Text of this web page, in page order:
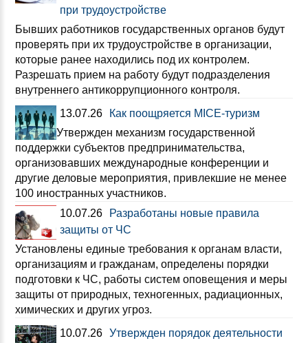
при трудоустройстве
Бывших работников государственных органов будут
проверять при их трудоустройстве в организации,
которые ранее находились под их контролем.
Разрешать прием на работу будут подразделения
внутреннего антикоррупционного контроля.
13.07.26
Как поощряется MICE-туризм
Утвержден механизм государственной
поддержки субъектов предпринимательства,
организовавших международные конференции и
другие деловые мероприятия, привлекшие не менее
100 иностранных участников.
10.07.26
Разработаны новые правила
защиты от ЧС
Установлены единые требования к органам власти,
организациям и гражданам, определены порядки
подготовки к ЧС, работы систем оповещения и меры
защиты от природных, техногенных, радиационных,
химических и других угроз.
10.07.26 Утвержден порядок деятельности